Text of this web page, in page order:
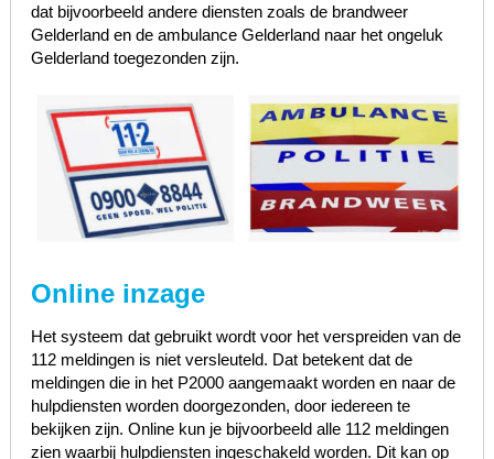
dat bijvoorbeeld andere diensten zoals de brandweer
Gelderland en de ambulance Gelderland naar het ongeluk
Gelderland toegezonden zijn.
Online inzage
Het systeem dat gebruikt wordt voor het verspreiden van de
112 meldingen is niet versleuteld. Dat betekent dat de
meldingen die in het P2000 aangemaakt worden en naar de
hulpdiensten worden doorgezonden, door iedereen te
bekijken zijn. Online kun je bijvoorbeeld alle 112 meldingen
zien waarbij hulpdiensten ingeschakeld worden. Dit kan op